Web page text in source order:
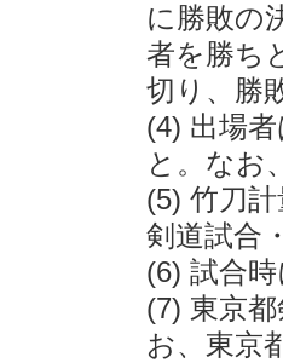
に勝敗の
者を勝ち
切り、勝
(4) 出場
と。なお
(5) 竹刀
剣道試合
(6) 試合
(7) 東京
お、東京